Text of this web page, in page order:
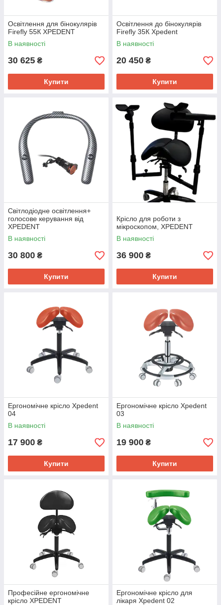
Освітлення для бінокулярів
Firefly 55К XPEDENT
В наявності
30 625 ₴
Купити
Освітлення до бінокулярів
Firefly 35К Xpedent
В наявності
20 450 ₴
Купити
Світлодіодне освітлення+
голосове керування від
XPEDENT
В наявності
30 800 ₴
Купити
Крісло для роботи з
мікроскопом, XPEDENT
В наявності
36 900 ₴
Купити
Ергономічне крісло Xpedent
04
В наявності
17 900 ₴
Купити
Ергономічне крісло Xpedent
03
В наявності
19 900 ₴
Купити
Професійне ергономічне
крісло XPEDENT
Ергономічне крісло для
лікаря Xpedent 02